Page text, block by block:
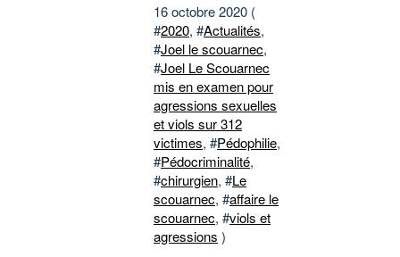
16 octobre 2020 (
#2020, #Actualités,
#Joel le scouarnec,
#Joel Le Scouarnec
mis en examen pour
agressions sexuelles
et viols sur 312
victimes, #Pédophilie,
#Pédocriminalité,
#chirurgien, #Le
scouarnec, #affaire le
scouarnec, #viols et
agressions )